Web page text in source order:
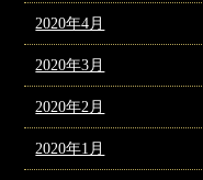
2020年4月
2020年3月
2020年2月
2020年1月